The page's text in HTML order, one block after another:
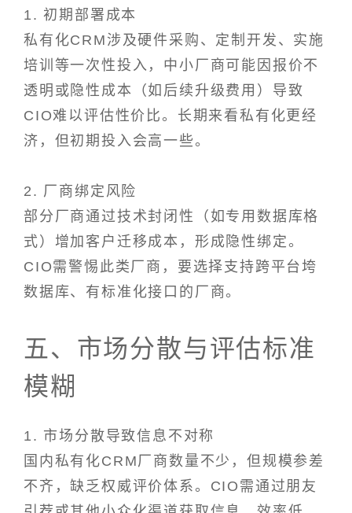
1. 初期部署成本
私有化CRM涉及硬件采购、定制开发、实施
培训等一次性投入，中小厂商可能因报价不
透明或隐性成本（如后续升级费用）导致
CIO难以评估性价比。长期来看私有化更经
济，但初期投入会高一些。
2. 厂商绑定风险
部分厂商通过技术封闭性（如专用数据库格
式）增加客户迁移成本，形成隐性绑定。
CIO需警惕此类厂商，要选择支持跨平台垮
数据库、有标准化接口的厂商。
五、市场分散与评估标准
模糊
1. 市场分散导致信息不对称
国内私有化CRM厂商数量不少，但规模参差
不齐，缺乏权威评价体系。CIO需通过朋友